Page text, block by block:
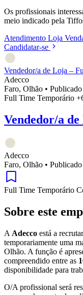
Os profissionais
meio indicado pela
Atendimento Loja
Candidatar-se
Vendedor/a de Loja –
Adecco
Faro, Olhão •
Full Time Temporário
Vendedor/a
Adecco
Faro, Olhão •
Full Time Temporário
Sobre este
A Adecco está a
temporariamente uma
Olhão. A função é
compreendido entre as
disponibilidade para
O/A profissional será